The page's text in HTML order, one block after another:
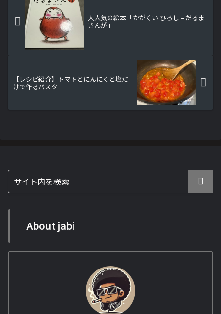
大人気の絵本「かがくい ひろし – だるま
さんが」
【レシピ紹介】トマトとにんにくと塩だ
けで作るパスタ
About jabi